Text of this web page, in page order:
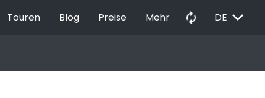
Touren Blog Preise Mehr autorenew DE EXPAND_MORE